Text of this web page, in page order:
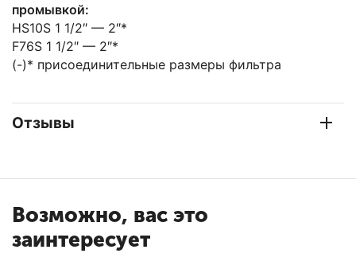
промывкой:
HS10S 1 1/2″ — 2″*
F76S 1 1/2″ — 2″*
(-)* присоединительные размеры фильтра
Отзывы
Возможно, вас это
заинтересует